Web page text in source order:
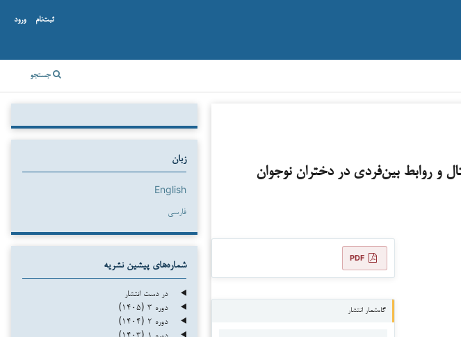
جستجو
ثبت‌نام ورود
و روابط بین‌فردی در دختران نوجوان
PDF
گاه‌شمار انتشار
زبان
English
فارسی
شماره‌های پیشین نشریه
در دست انتشار
دوره ۳ (۱۴۰۵)
دوره ۲ (۱۴۰۴)
دوره ۱ (۱۴۰۳)